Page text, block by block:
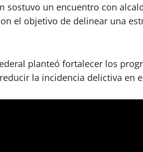
sostuvo un encuentro con
el objetivo de delinear una
planteó fortalecer los
la incidencia delictiva en